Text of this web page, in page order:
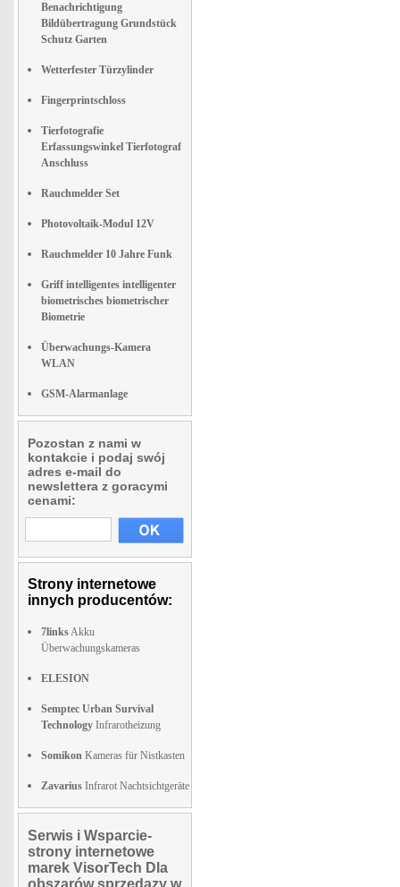
Benachrichtigung
Bildübertragung Grundstück
Schutz Garten
Wetterfester Türzylinder
Fingerprintschloss
Tierfotografie
Erfassungswinkel Tierfotograf
Anschluss
Rauchmelder Set
Photovoltaik-Modul 12V
Rauchmelder 10 Jahre Funk
Griff intelligentes intelligenter
biometrisches biometrischer
Biometrie
Überwachungs-Kamera
WLAN
GSM-Alarmanlage
Pozostan z nami w
kontakcie i podaj swój
adres e-mail do
newslettera z goracymi
cenami:
Strony internetowe
innych producentów:
7linksAkku
Überwachungskameras
ELESION
Semptec Urban Survival
Technology Infrarotheizung
Somikon Kameras für Nistkasten
Zavarius Infrarot Nachtsichtgeräte
Serwis i Wsparcie-
strony internetowe
marek VisorTech Dla
obszarów sprzedazy w